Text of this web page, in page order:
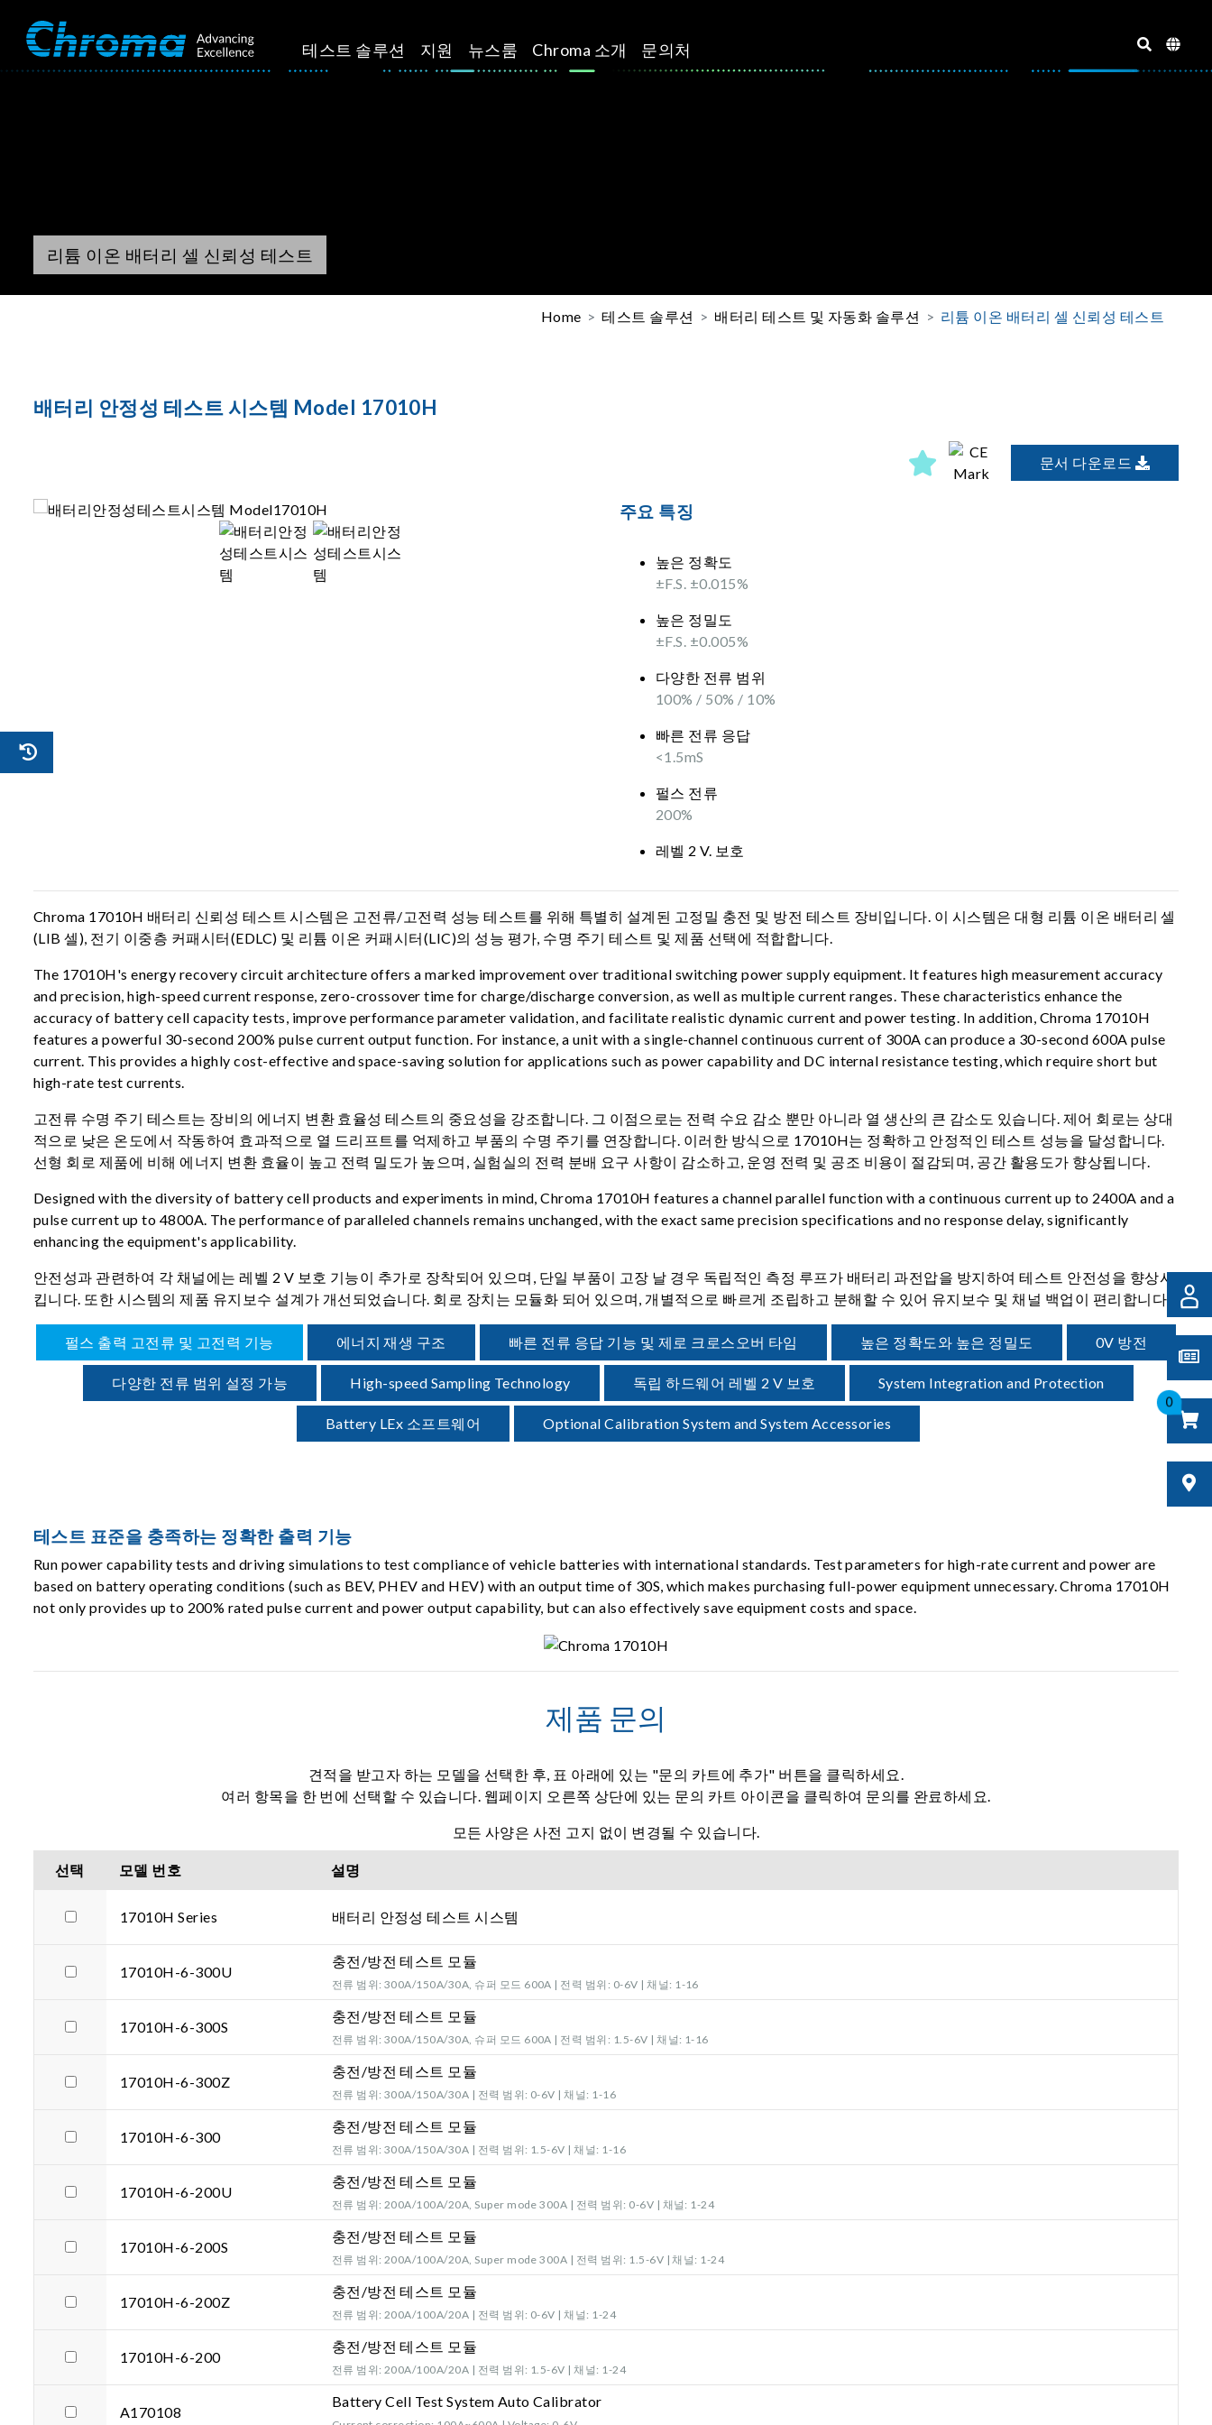
테스트 솔루션 지원 뉴스룸 Chroma 소개 문의처
0
리튬 이온 배터리 셀 신뢰성 테스트
Home 테스트 솔루션 배터리 테스트 및 자동화 솔루션 리튬 이온 배터리 셀 신뢰성 테스트
배터리 안정성 테스트 시스템 Model 17010H
문서 다운로드
주요 특징
높은 정확도
±F.S. ±0.015%
높은 정밀도
±F.S. ±0.005%
다양한 전류 범위
100% / 50% / 10%
빠른 전류 응답
<1.5mS
펄스 전류
200%
레벨 2 V. 보호
Chroma 17010H 배터리 신뢰성 테스트 시스템은 고전류/고전력 성능 테스트를 위해 특별히 설계된 고정밀 충전 및 방전 테스트 장비입니다. 이 시스템은 대형 리튬 이온 배터리 셀
(LIB 셀), 전기 이중층 커패시터(EDLC) 및 리튬 이온 커패시터(LIC)의 성능 평가, 수명 주기 테스트 및 제품 선택에 적합합니다.
The 17010H's energy recovery circuit architecture offers a marked improvement over traditional switching power supply equipment. It features high measurement accuracy
and precision, high-speed current response, zero-crossover time for charge/discharge conversion, as well as multiple current ranges. These characteristics enhance the
accuracy of battery cell capacity tests, improve performance parameter validation, and facilitate realistic dynamic current and power testing. In addition, Chroma 17010H
features a powerful 30-second 200% pulse current output function. For instance, a unit with a single-channel continuous current of 300A can produce a 30-second 600A pulse
current. This provides a highly cost-effective and space-saving solution for applications such as power capability and DC internal resistance testing, which require short but
high-rate test currents.
고전류 수명 주기 테스트는 장비의 에너지 변환 효율성 테스트의 중요성을 강조합니다. 그 이점으로는 전력 수요 감소 뿐만 아니라 열 생산의 큰 감소도 있습니다. 제어 회로는 상대
적으로 낮은 온도에서 작동하여 효과적으로 열 드리프트를 억제하고 부품의 수명 주기를 연장합니다. 이러한 방식으로 17010H는 정확하고 안정적인 테스트 성능을 달성합니다.
선형 회로 제품에 비해 에너지 변환 효율이 높고 전력 밀도가 높으며, 실험실의 전력 분배 요구 사항이 감소하고, 운영 전력 및 공조 비용이 절감되며, 공간 활용도가 향상됩니다.
Designed with the diversity of battery cell products and experiments in mind, Chroma 17010H features a channel parallel function with a continuous current up to 2400A and a
pulse current up to 4800A. The performance of paralleled channels remains unchanged, with the exact same precision specifications and no response delay, significantly
enhancing the equipment's applicability.
안전성과 관련하여 각 채널에는 레벨 2 V 보호 기능이 추가로 장착되어 있으며, 단일 부품이 고장 날 경우 독립적인 측정 루프가 배터리 과전압을 방지하여 테스트 안전성을 향상시
킵니다. 또한 시스템의 제품 유지보수 설계가 개선되었습니다. 회로 장치는 모듈화 되어 있으며, 개별적으로 빠르게 조립하고 분해할 수 있어 유지보수 및 채널 백업이 편리합니다.
펄스 출력 고전류 및 고전력 기능 에너지 재생 구조 빠른 전류 응답 기능 및 제로 크로스오버 타임 높은 정확도와 높은 정밀도 0V 방전
다양한 전류 범위 설정 가능 High-speed Sampling Technology 독립 하드웨어 레벨 2 V 보호 System Integration and Protection
Battery LEx 소프트웨어 Optional Calibration System and System Accessories
테스트 표준을 충족하는 정확한 출력 기능
Run power capability tests and driving simulations to test compliance of vehicle batteries with international standards. Test parameters for high-rate current and power are
based on battery operating conditions (such as BEV, PHEV and HEV) with an output time of 30S, which makes purchasing full-power equipment unnecessary. Chroma 17010H
not only provides up to 200% rated pulse current and power output capability, but can also effectively save equipment costs and space.
제품 문의
견적을 받고자 하는 모델을 선택한 후, 표 아래에 있는 "문의 카트에 추가" 버튼을 클릭하세요.
여러 항목을 한 번에 선택할 수 있습니다. 웹페이지 오른쪽 상단에 있는 문의 카트 아이콘을 클릭하여 문의를 완료하세요.
모든 사양은 사전 고지 없이 변경될 수 있습니다.
선택 모델 번호 설명
17010H Series 배터리 안정성 테스트 시스템
17010H-6-300U
충전/방전 테스트 모듈
전류 범위: 300A/150A/30A, 슈퍼 모드 600A | 전력 범위: 0-6V | 채널: 1-16
17010H-6-300S
충전/방전 테스트 모듈
전류 범위: 300A/150A/30A, 슈퍼 모드 600A | 전력 범위: 1.5-6V | 채널: 1-16
17010H-6-300Z
충전/방전 테스트 모듈
전류 범위: 300A/150A/30A | 전력 범위: 0-6V | 채널: 1-16
17010H-6-300
충전/방전 테스트 모듈
전류 범위: 300A/150A/30A | 전력 범위: 1.5-6V | 채널: 1-16
17010H-6-200U
충전/방전 테스트 모듈
전류 범위: 200A/100A/20A, Super mode 300A | 전력 범위: 0-6V | 채널: 1-24
17010H-6-200S
충전/방전 테스트 모듈
전류 범위: 200A/100A/20A, Super mode 300A | 전력 범위: 1.5-6V | 채널: 1-24
17010H-6-200Z
충전/방전 테스트 모듈
전류 범위: 200A/100A/20A | 전력 범위: 0-6V | 채널: 1-24
17010H-6-200
충전/방전 테스트 모듈
전류 범위: 200A/100A/20A | 전력 범위: 1.5-6V | 채널: 1-24
A170108
Battery Cell Test System Auto Calibrator